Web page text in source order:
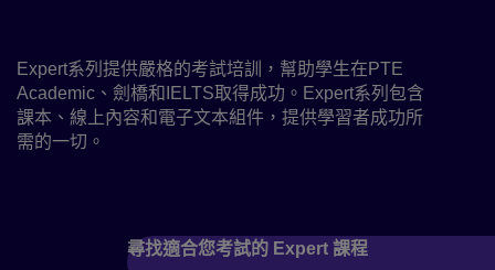
Expert系列提供嚴格的考試培訓，幫助學生在PTE
Academic、劍橋和IELTS取得成功。Expert系列包含
課本、線上內容和電子文本組件，提供學習者成功所
需的一切。
尋找適合您考試的 Expert 課程